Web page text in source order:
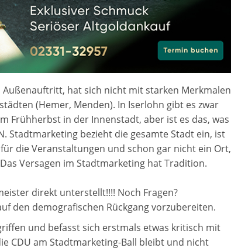
hat sich nicht mit starken Merkmalen
(Hemer, Menden). In Iserlohn gibt es zwar
Frühherbst in der Innenstadt, aber ist es das, was
Stadtmarketing bezieht die gesamte Stadt ein, ist
die Veranstaltungen und schon gar nicht ein Ort,
Versagen im Stadtmarketing hat Tradition.
direkt unterstellt!!!! Noch Fragen?
den demografischen Rückgang vorzubereiten.
und befasst sich erstmals etwas kritisch mit
CDU am Stadtmarketing-Ball bleibt und nicht